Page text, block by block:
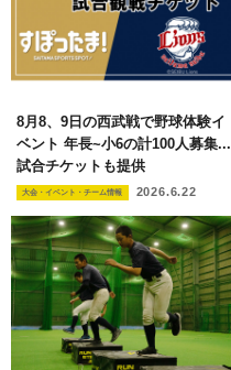
8月8、9日の西武戦で野球体験イ
ベント 年長~小6の計100人募集...
試合チケットも提供
大会・イベント・チーム情報 2026.6.22